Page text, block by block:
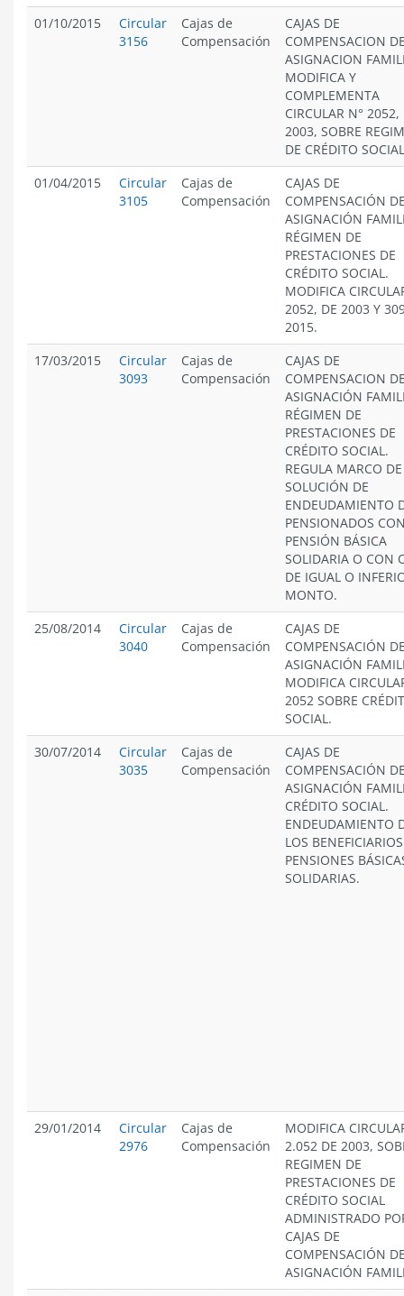
01/10/2015
Circular
3156
Cajas de
Compensación
CAJAS DE
COMPENSACION
ASIGNACION
MODIFICA Y
COMPLEMENTA
CIRCULAR N° 2052,
2003, SOBRE
DE CRÉDITO
01/04/2015
Circular
3105
Cajas de
Compensación
CAJAS DE
COMPENSACIÓN
ASIGNACIÓN
RÉGIMEN DE
PRESTACIONES DE
CRÉDITO SOCIAL.
MODIFICA
2052, DE 2003 Y
2015.
17/03/2015
Circular
3093
Cajas de
Compensación
CAJAS DE
COMPENSACION
ASIGNACIÓN
RÉGIMEN DE
PRESTACIONES DE
CRÉDITO SOCIAL.
REGULA MARCO DE
SOLUCIÓN DE
ENDEUDAMIENTO
PENSIONADOS
PENSIÓN BÁSICA
SOLIDARIA O CON
DE IGUAL O
MONTO.
25/08/2014
Circular
3040
Cajas de
Compensación
CAJAS DE
COMPENSACIÓN
ASIGNACIÓN
MODIFICA
2052 SOBRE
SOCIAL.
30/07/2014
Circular
3035
Cajas de
Compensación
CAJAS DE
COMPENSACIÓN
ASIGNACIÓN
CRÉDITO SOCIAL.
ENDEUDAMIENTO
LOS
PENSIONES
SOLIDARIAS.
29/01/2014
Circular
2976
Cajas de
Compensación
MODIFICA
2.052 DE 2003,
REGIMEN DE
PRESTACIONES DE
CRÉDITO SOCIAL
ADMINISTRADO
CAJAS DE
COMPENSACIÓN
ASIGNACIÓN